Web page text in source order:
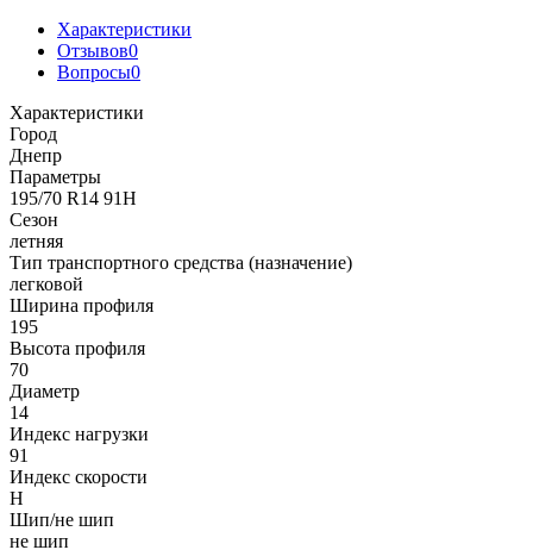
Характеристики
Отзывов0
Вопросы0
Характеристики
Город
Днепр
Параметры
195/70 R14 91H
Сезон
летняя
Тип транспортного средства (назначение)
легковой
Ширина профиля
195
Высота профиля
70
Диаметр
14
Индекс нагрузки
91
Индекс скорости
H
Шип/не шип
не шип